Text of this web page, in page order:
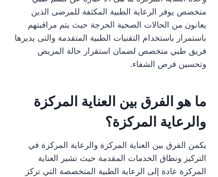
متخصص يوفر الرعاية الطبية المكثفة للمرضى الذين
يعانون من الحالات الصحية الحرجة حيث يتم مراقبتهم
باستمرار باستخدام التقنيات الطبية المتقدمة والتى يديرها
فريق طبي متخصص لضمان استقرار حالة المريض
وتحسين فرص الشفاء.
ما هو الفرق بين العناية المركزة
والرعاية المركزة؟
يكمن الفرق بين العناية المركزة والرعاية المركزة في
التركيز ونطاق الخدمات المقدمة حيث تشير العناية
المركزة عادة إلى الرعاية الطبية المتخصصة التي تركز